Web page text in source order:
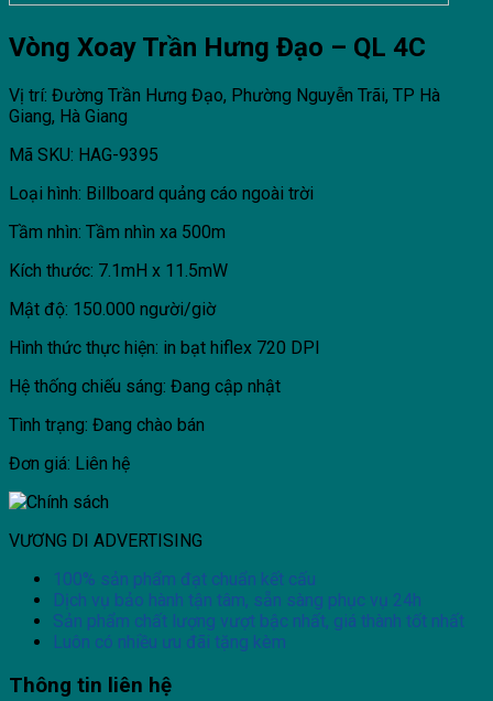
Vòng Xoay Trần Hưng Đạo – QL 4C
Vị trí: Đường Trần Hưng Đạo, Phường Nguyễn Trãi, TP Hà
Giang, Hà Giang
Mã SKU: HAG-9395
Loại hình: Billboard quảng cáo ngoài trời
Tầm nhìn: Tầm nhìn xa 500m
Kích thước: 7.1mH x 11.5mW
Mật độ: 150.000 người/giờ
Hình thức thực hiện: in bạt hiflex 720 DPI
Hệ thống chiếu sáng: Đang cập nhật
Tình trạng: Đang chào bán
Đơn giá: Liên hệ
VƯƠNG DI ADVERTISING
100% sản phẩm đạt chuẩn kết cấu
Dịch vụ bảo hành tận tâm, sẵn sàng phục vụ 24h
Sản phẩm chất lượng vượt bậc nhất, giá thành tốt nhất
Luôn có nhiều ưu đãi tặng kèm
Thông tin liên hệ